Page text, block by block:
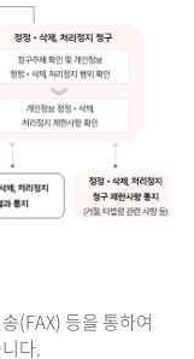
(FAX) 등을 통하여
다.